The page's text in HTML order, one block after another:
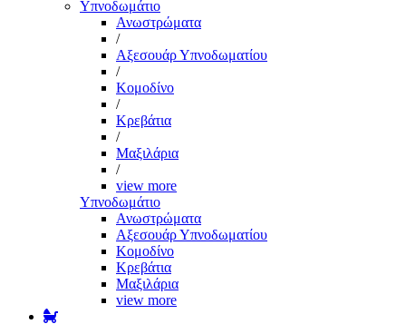
Υπνοδωμάτιο
Ανωστρώματα
/
Αξεσουάρ Υπνοδωματίου
/
Κομοδίνο
/
Κρεβάτια
/
Μαξιλάρια
/
view more
Υπνοδωμάτιο
Ανωστρώματα
Αξεσουάρ Υπνοδωματίου
Κομοδίνο
Κρεβάτια
Μαξιλάρια
view more